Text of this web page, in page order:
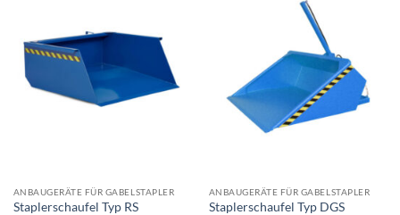
ANBAUGERÄTE FÜR GABELSTAPLER
Staplerschaufel Typ RS
ANBAUGERÄTE FÜR GABELSTAPLER
Staplerschaufel Typ DGS